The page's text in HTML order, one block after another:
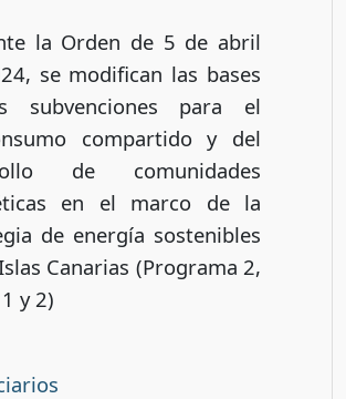
la Orden de 5 de abril
se modifican las bases
subvenciones para el
compartido y del
de comunidades
en el marco de la
de energía sostenibles
Canarias (Programa 2,
y 2)